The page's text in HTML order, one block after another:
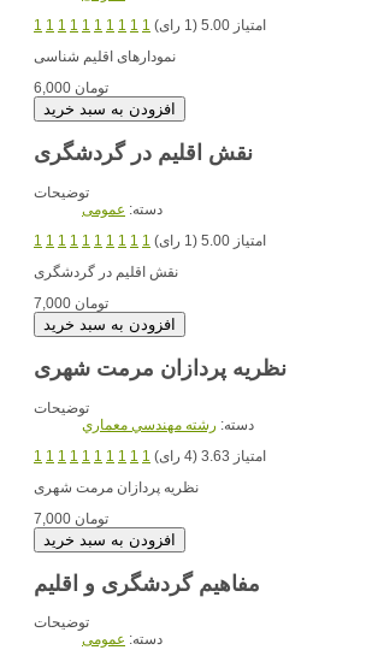
1 1 1 1 1 1 1 1 1 1
امتیاز 5.00 (1 رای)
6,000 تومان
نقش اقلیم در گردشگری
توضیحات
دسته: عمومی
1 1 1 1 1 1 1 1 1 1
امتیاز 5.00 (1 رای)
نقش اقلیم در گردشگری
7,000 تومان
نظریه پردازان مرمت شهری
توضیحات
دسته: رشته مهندسي معماري
1 1 1 1 1 1 1 1 1 1
امتیاز 3.63 (4 رای)
7,000 تومان
مفاهیم گردشگری و اقلیم
توضیحات
دسته: عمومی